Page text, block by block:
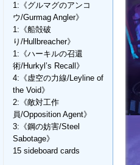
1:《グルマグのアンコ
ウ/Gurmag Angler》
1:《船殻破
り/Hullbreacher》
1:《ハーキルの召還
術/Hurkyl’s Recall》
4:《虚空の力線/Leyline of
the Void》
2:《敵対工作
員/Opposition Agent》
3:《鋼の妨害/Steel
Sabotage》
15 sideboard cards